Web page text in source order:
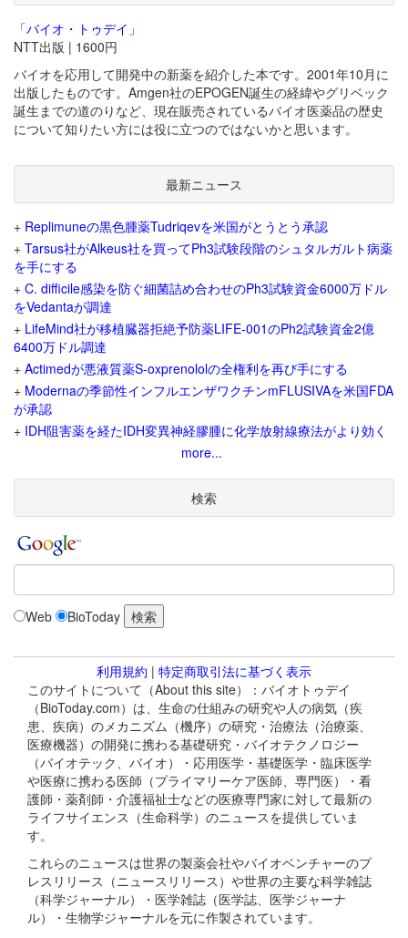
「バイオ・トゥデイ」
NTT出版 | 1600円
バイオを応用して開発中の新薬を紹介した本です。2001年10月に
出版したものです。Amgen社のEPOGEN誕生の経緯やグリベック
誕生までの道のりなど、現在販売されているバイオ医薬品の歴史
について知りたい方には役に立つのではないかと思います。
最新ニュース
+ Replimuneの黒色腫薬Tudriqevを米国がとうとう承認
+ Tarsus社がAlkeus社を買ってPh3試験段階のシュタルガルト病薬
を手にする
+ C. difficile感染を防ぐ細菌詰め合わせのPh3試験資金6000万ドル
をVedantaが調達
+ LifeMind社が移植臓器拒絶予防薬LIFE-001のPh2試験資金2億
6400万ドル調達
+ Actimedが悪液質薬S-oxprenololの全権利を再び手にする
+ Modernaの季節性インフルエンザワクチンmFLUSIVAを米国FDA
が承認
+ IDH阻害薬を経たIDH変異神経膠腫に化学放射線療法がより効く
more...
検索
Web BioToday
利用規約 | 特定商取引法に基づく表示
このサイトについて（About this site）：バイオトゥデイ
（BioToday.com）は、生命の仕組みの研究や人の病気（疾
患、疾病）のメカニズム（機序）の研究・治療法（治療薬、
医療機器）の開発に携わる基礎研究・バイオテクノロジー
（バイオテック、バイオ）・応用医学・基礎医学・臨床医学
や医療に携わる医師（プライマリーケア医師、専門医）・看
護師・薬剤師・介護福祉士などの医療専門家に対して最新の
ライフサイエンス（生命科学）のニュースを提供していま
す。
これらのニュースは世界の製薬会社やバイオベンチャーのプ
レスリリース（ニュースリリース）や世界の主要な科学雑誌
（科学ジャーナル）・医学雑誌（医学誌、医学ジャーナ
ル）・生物学ジャーナルを元に作製されています。